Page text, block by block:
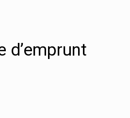
d’emprunt